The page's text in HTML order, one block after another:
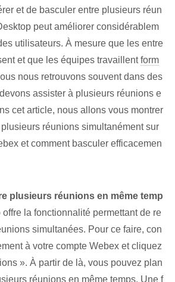
et de basculer entre plusieurs réun
peut améliorer considérablem
utilisateurs. À mesure que les entre
et que les équipes travaillentform
nous retrouvons souvent dans des
assister à plusieurs réunions e
cet article, nous allons vous montrer
réunions simultanément sur
et comment basculer efficacemen
plusieurs réunions en même temp
la fonctionnalité permettant de re
simultanées. Pour ce faire, con
à votre compte Webex et cliquez
». À partir de là, vous pouvez plan
réunions en même temps. Une f